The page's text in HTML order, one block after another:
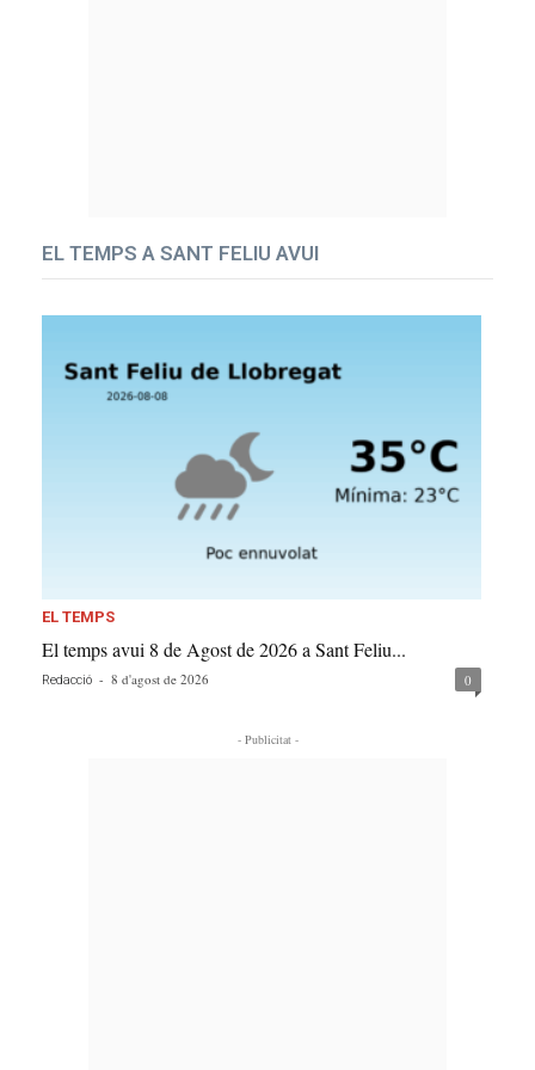
EL TEMPS A SANT FELIU AVUI
EL TEMPS
El temps avui 8 de Agost de 2026 a Sant Feliu...
Redacció - 8 d'agost de 2026 0
- Publicitat -